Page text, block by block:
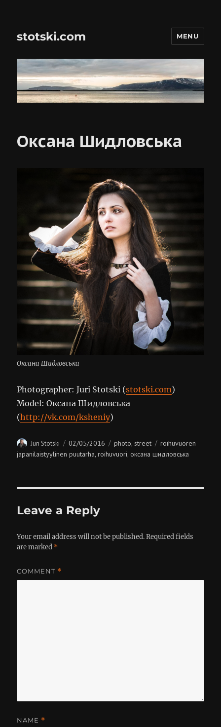
stotski.com MENU
Оксана Шидловська
Оксана Шидловська
Photographer: Juri Stotski (stotski.com)
Model: Оксана Шидловська
(http://vk.com/ksheniy)
Author
Juri Stotski
Posted
on
02/05/2016 Categories
photo, street Tags
roihuvuoren
japanilaistyylinen puutarha,roihuvuori,оксана шидловська
Leave a Reply
Your email address will not be published. Required fields
are marked *
COMMENT *
NAME *